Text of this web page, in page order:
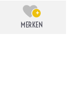
MERKEN
+